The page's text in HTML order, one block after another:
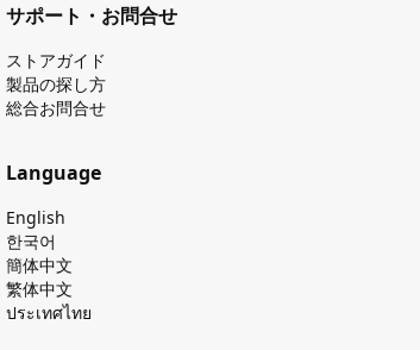
サポート・お問合せ
ストアガイド
製品の探し⽅
総合お問合せ
Language
English
한국어
簡体中文
繁体中文
ประเทศไทย